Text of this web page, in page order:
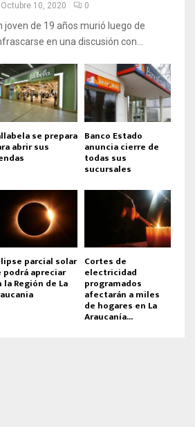
Octubre 10, 2020 0
joven de 19 años murió luego de
en una discusión con...
se prepara
abrir sus
Banco Estado
anuncia cierre de
todas sus
sucursales
parcial solar
podrá apreciar
la Región de La
Cortes de
electricidad
programados
afectarán a miles
de hogares en La
Araucanía...